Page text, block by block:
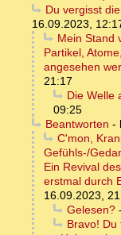
Du vergisst
16.09.2023,
Mein Stand
Partikel,
angesehen
21:17
Die Welle
09:25
Beantworten -
C'mon,
Gefühls-/
Ein Revival
erstmal durch
16.09.2023,
Gelesen?-
Bravo! Du